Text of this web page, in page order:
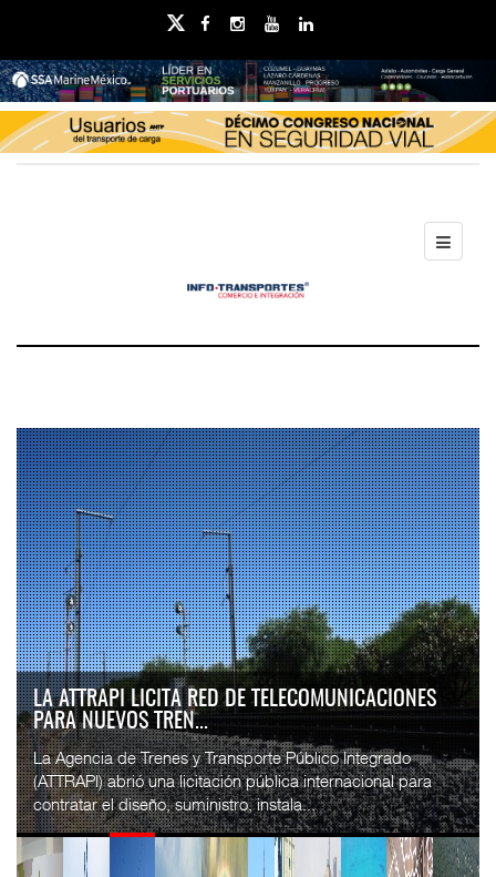
IT-ANÁLISIS: VOLARIS ABRIRÁ RUTA ENTRE
WASHINGTON DULLES Y G...
⮕ IA y automatización redefinen operación aeroportuaria
⮕ Bombardier exhibe Challenger 3500 en LABACE 2026
Volaris anunció una nueva ru...